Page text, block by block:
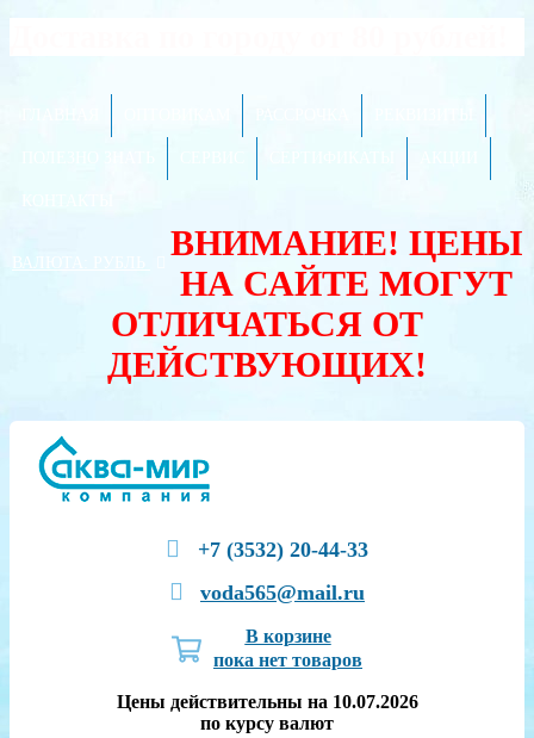
ВАЛЮТА:
ВНИМАНИЕ! ЦЕНЫ
НА САЙТЕ МОГУТ
ОТЛИЧАТЬСЯ ОТ
ДЕЙСТВУЮЩИХ!
+7 (3532) 20-44-33
voda565@mail.ru
В корзине
пока нет товаров
Цены действительны на 10.07.2026
по курсу валют